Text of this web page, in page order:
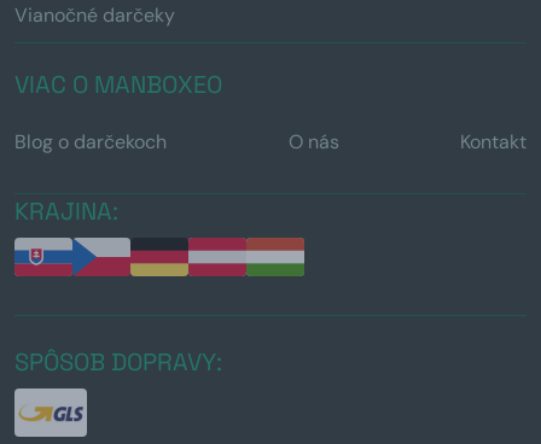
Vianočné darčeky
VIAC O MANBOXEO
Blog o darčekoch O nás Kontakt
KRAJINA:
SPÔSOB DOPRAVY: